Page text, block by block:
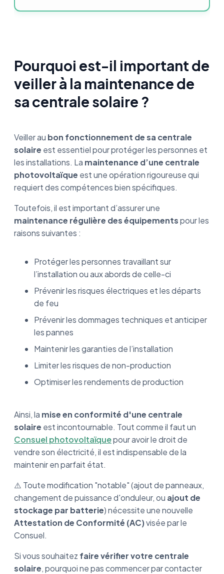
Pourquoi est-il important de
veiller à la maintenance de
sa centrale solaire ?
Veiller au bon fonctionnement de sa centrale
solaire est essentiel pour protéger les personnes et
les installations. La maintenance d’une centrale
photovoltaïque est une opération rigoureuse qui
requiert des compétences bien spécifiques.
Toutefois, il est important d’assurer une
maintenance régulière des équipementspour les
raisons suivantes :
Protéger les personnes travaillant sur
l’installation ou aux abords de celle-ci
Prévenir les risques électriques et les départs
de feu
Prévenir les dommages techniques et anticiper
les pannes
Maintenir les garanties de l’installation
Limiter les risques de non-production
Optimiser les rendements de production
Ainsi, la mise en conformité d'une centrale
solaire est incontournable. Tout comme il faut un
Consuel photovoltaïquepour avoir le droit de
vendre son électricité, il est indispensable de la
maintenir en parfait état.
⚠️ Toute modification "notable" (ajout de panneaux,
changement de puissance d'onduleur, ou ajout de
stockage par batterie) nécessite une nouvelle
Attestation de Conformité (AC)visée par le
Consuel.
Si vous souhaitez faire vérifier votre centrale
solaire, pourquoi ne pas commencer par contacter